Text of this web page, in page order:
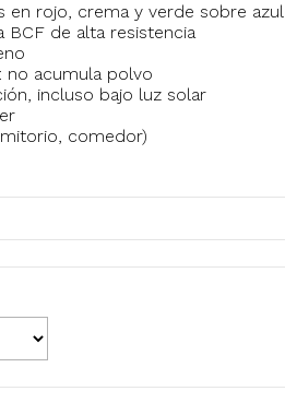
en rojo, crema y verde sobre azul
de alta resistencia
no acumula polvo
incluso bajo luz solar
comedor)